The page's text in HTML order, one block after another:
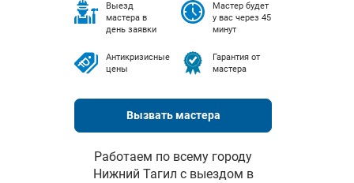
Выезд
мастера в
день заявки
Мастер будет
у вас через 45
минут
Антикризисные
цены
Гарантия от
мастера
Вызвать мастера
Работаем по всему городу
Нижний Тагил с выездом в